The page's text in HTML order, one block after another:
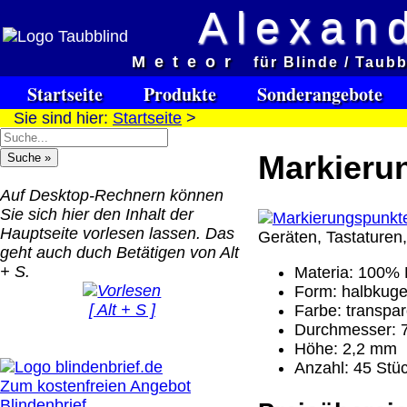
Meteor für Blinde /
Startseite Produkte Sonderangebote
Sie sind hier: Startseite >
Auf Desktop-Rechnern können
Sie sich hier den Inhalt der
Hauptseite vorlesen lassen. Das
geht auch duch Betätigen von Alt
+ S.
[ Alt + S ]
Zum kostenfreien Angebot
Geräten,
Materia: 100%
Form: halbkugel
Farbe:
Durchmesser:
Höhe: 2,2 mm
Anzahl: 45
QR Code:
Versandkosten DHL
bis 5kg
Deutschland Vorkasse:
6.95 €
EU (inkl. Schweiz)
Vorkasse: 20.00 €
EU (inkl. Schweiz)
PayPal: 20.00 €
Der Versand erfolgt als
versichertes Paket.
Selbstabholung vom
oder von Ausstellungen: